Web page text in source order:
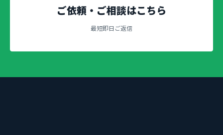
ご依頼・ご相談はこちら
最短即日ご返信